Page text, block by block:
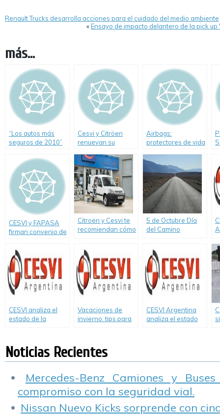
Renault Trucks desarrolla acciones para el cuidado del medio ambiente
«Ensayo de impacto delantero de la pick
más...
“Los autos más
seguros de 2010”
Cesvi y Citröen
renuevan su
prevención vial
Airbags:
protectores de vida
CESVI y FAPASA
firman convenio de
Seguridad Vial
Citroën y Cesvi te
recomiendan cómo
5 de Octubre Día
del Camino
CESVI analiza el
estado de la
Vacaciones de
invierno: tips para
CESVI Argentina
analiza el estado
Noticias Recientes
Mercedes-Benz Camiones y
compromiso con la seguridad vial.
Nissan Nuevo Kicks sorprende con